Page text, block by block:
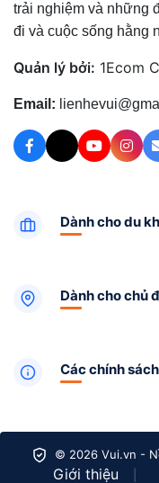
trải nghiệm và những
đi và cuộc sống hằng
Quản lý bởi: 1Ecom
Email:
Dành cho du
Dành cho chủ
Các chính sách
© 2026 Vui.vn -
Giới thiệu